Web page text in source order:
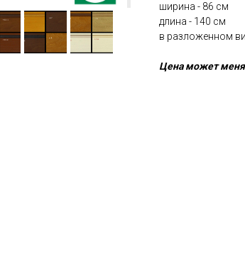
ширина - 86 см
длина - 140 см
в разложенном
Цена может